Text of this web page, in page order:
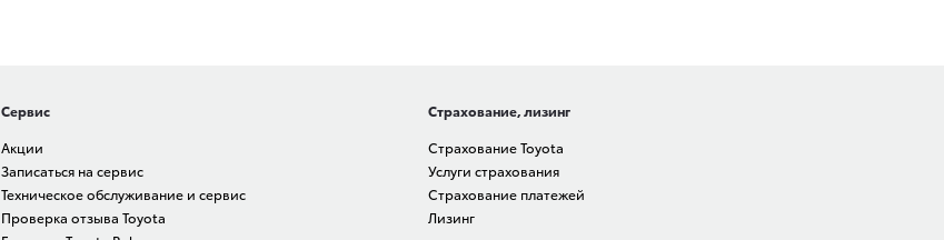
Сервис
Акции
Записаться на сервис
Техническое обслуживание и сервис
Проверка отзыва Toyota
Страхование, лизинг
Страхование Toyota
Услуги страхования
Страхование платежей
Лизинг